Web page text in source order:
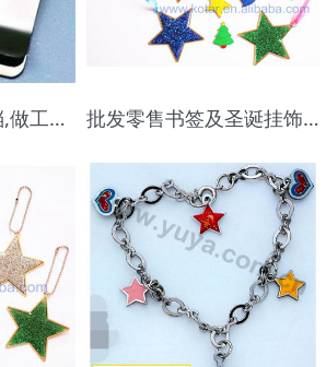
铜质钱夹,品质高档,做工精美 批发零售书签及圣诞挂饰品